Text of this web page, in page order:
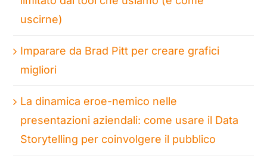
uscirne)
Imparare da Brad Pitt per creare grafici
migliori
La dinamica eroe-nemico nelle
presentazioni aziendali: come usare il Data
Storytelling per coinvolgere il pubblico